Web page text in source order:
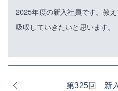
2025年度の新入社員です。教
吸収していきたいと思います。
第325回 新